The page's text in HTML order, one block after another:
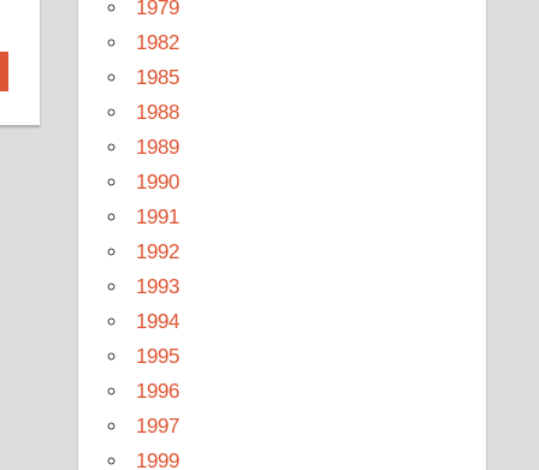
1979
1982
1985
1988
1989
1990
1991
1992
1993
1994
1995
1996
1997
1999